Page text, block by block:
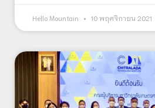
Hello Mountain 10 พฤศจิกายน 2021